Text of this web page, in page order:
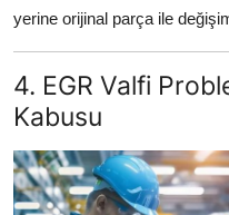
yerine orijinal parça ile
4. EGR Valfi
Kabusu